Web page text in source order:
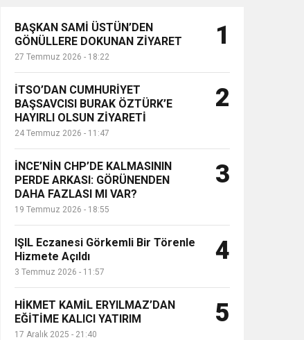
BAŞKAN SAMİ ÜSTÜN’DEN
GÖNÜLLERE DOKUNAN ZİYARET
27 Temmuz 2026 - 18:22
1
İTSO’DAN CUMHURİYET
BAŞSAVCISI BURAK ÖZTÜRK’E
HAYIRLI OLSUN ZİYARETİ
24 Temmuz 2026 - 11:47
2
İNCE’NİN CHP’DE KALMASININ
PERDE ARKASI: GÖRÜNENDEN
DAHA FAZLASI MI VAR?
19 Temmuz 2026 - 18:55
3
IŞIL Eczanesi Görkemli Bir Törenle
Hizmete Açıldı
3 Temmuz 2026 - 11:57
4
HİKMET KAMİL ERYILMAZ’DAN
EĞİTİME KALICI YATIRIM
17 Aralık 2025 - 21:40
5